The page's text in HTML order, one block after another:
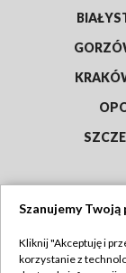
Szanujemy
Kliknij "Akceptuję i
korzystanie z